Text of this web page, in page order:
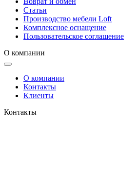
Статьи
Производство мебели Loft
Комплексное оснащение
Пользовательское соглашение
О компании
О компании
Контакты
Клиенты
Контакты